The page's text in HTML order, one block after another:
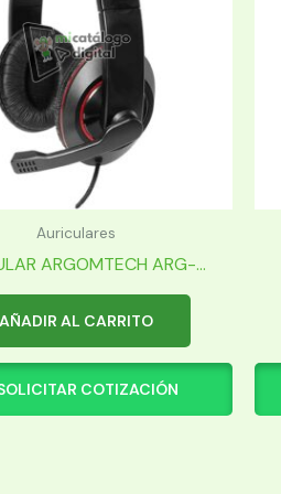
Auriculares
ARGOMTECH ARG-...
AÑADIR AL CARRITO
COTIZACIÓN